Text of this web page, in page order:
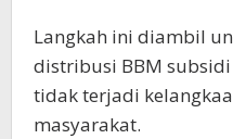
Langkah ini diambil
distribusi BBM
tidak terjadi
masyarakat.